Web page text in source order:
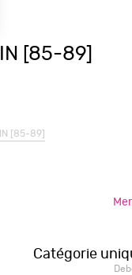
[85-89]
[85-89]
Catégorie